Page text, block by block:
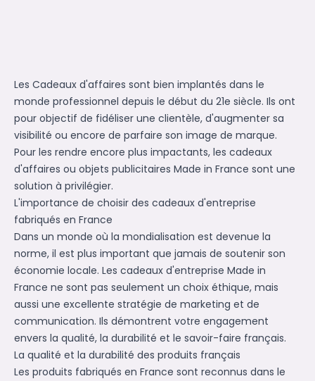
Les Cadeaux d'affaires sont bien implantés dans le
monde professionnel depuis le début du 21e siècle. Ils ont
pour objectif de fidéliser une clientèle, d'augmenter sa
visibilité ou encore de parfaire son image de marque.
Pour les rendre encore plus impactants, les cadeaux
d'affaires ou objets publicitaires Made in France sont une
solution à privilégier.
L'importance de choisir des cadeaux d'entreprise
fabriqués en France
Dans un monde où la mondialisation est devenue la
norme, il est plus important que jamais de soutenir son
économie locale. Les cadeaux d'entreprise Made in
France ne sont pas seulement un choix éthique, mais
aussi une excellente stratégie de marketing et de
communication. Ils démontrent votre engagement
envers la qualité, la durabilité et le savoir-faire français.
La qualité et la durabilité des produits français
Les produits fabriqués en France sont reconnus dans le